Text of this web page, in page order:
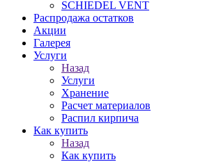
SCHIEDEL VENT
Распродажа остатков
Акции
Галерея
Услуги
Назад
Услуги
Хранение
Расчет материалов
Распил кирпича
Как купить
Назад
Как купить